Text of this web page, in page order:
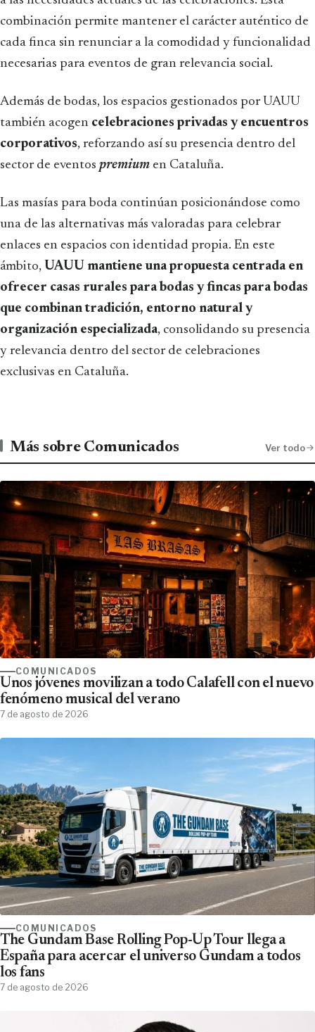
combinación permite mantener el carácter auténtico de
cada finca sin renunciar a la comodidad y funcionalidad
necesarias para eventos de gran relevancia social.
Además de bodas, los espacios gestionados por UAUU
también acogen celebraciones privadas y encuentros
corporativos, reforzando así su presencia dentro del
sector de eventos premium en Cataluña.
Las masías para boda continúan posicionándose como
una de las alternativas más valoradas para celebrar
enlaces en espacios con identidad propia. En este
ámbito, UAUU mantiene una propuesta centrada en
ofrecer casas rurales para bodas y fincas para bodas
que combinan tradición, entorno natural y
organización especializada, consolidando su presencia
y relevancia dentro del sector de celebraciones
exclusivas en Cataluña.
Más sobre Comunicados Ver todo
COMUNICADOS
Unos jóvenes movilizan a todo Calafell con el nuevo
fenómeno musical del verano
7 de agosto de 2026
COMUNICADOS
The Gundam Base Rolling Pop-Up Tour llega a
España para acercar el universo Gundam a todos
los fans
7 de agosto de 2026